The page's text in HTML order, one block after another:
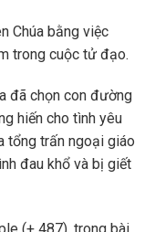
Chúa bằng việc
trong cuộc tử đạo.
đã chọn con đường
hiến cho tình yêu
tổng trấn ngoại giáo
đau khổ và bị giết